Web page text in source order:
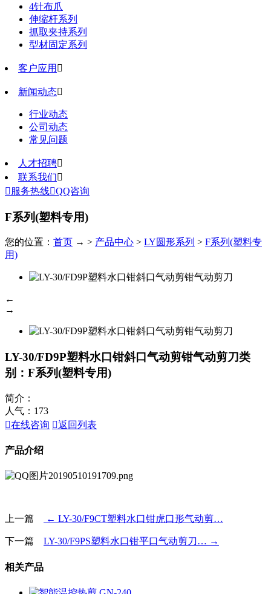
4针布爪
伸缩杆系列
抓取夹持系列
型材固定系列
客户应用 
新闻动态
行业动态
公司动态
常见问题
人才招聘
联系我们
 服务热线QQ咨询
F系列(塑料专用)
您的位置： 首页 → > 产品中心 > LY圆形系列 > F系列(塑料专
用)
←
→
LY-30/FD9P塑料水口钳斜口气动剪钳气动剪刀类
别：F系列(塑料专用)
简介：
人气： 173
在线咨询 返回列表
产品介绍
上一篇 ← LY-30/F9CT塑料水口钳虎口形气动剪…
下一篇 LY-30/F9PS塑料水口钳平口气动剪刀… →
相关产品